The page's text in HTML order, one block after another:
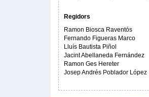
Regidors
Ramon Biosca Raventós
Fernando Figueras Marco
Lluís Bautista Piñol
Jacint Abellaneda Fernández
Ramon Ges Hereter
Josep Andrés Poblador López